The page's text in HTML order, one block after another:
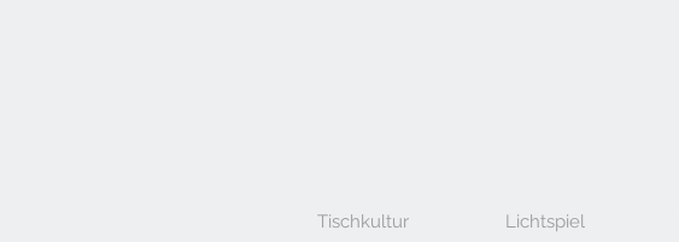
Tischkultur Lichtspiel